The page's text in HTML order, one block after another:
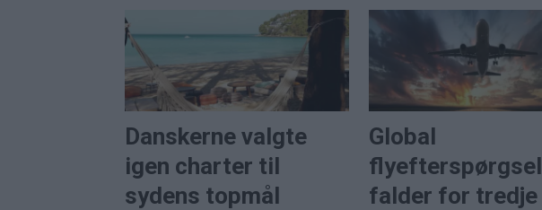
Danskerne valgte
igen charter til
sydens topmål
Global
flyefterspørgsel
falder for tredje